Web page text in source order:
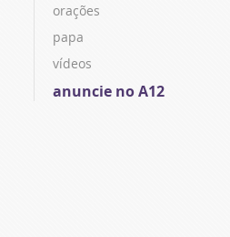
orações
papa
vídeos
anuncie no A12